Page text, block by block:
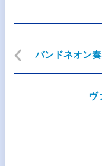
バンドネオン
ヴ